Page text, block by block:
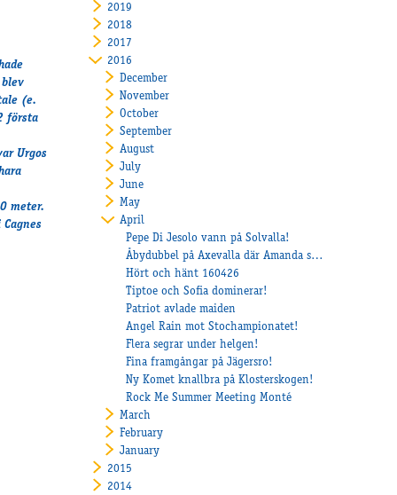
(e.
första
Urgos
meter.
2019
2018
2017
2016
December
November
October
September
August
July
June
May
April
Pepe Di Jesolo vann på Solvalla!
Åbydubbel på Axevalla där Amanda skrällde!
Hört och hänt 160426
Tiptoe och Sofia dominerar!
Patriot avlade maiden
Angel Rain mot Stochampionatet!
Flera segrar under helgen!
Fina framgångar på Jägersro!
Ny Komet knallbra på Klosterskogen!
Rock Me Summer Meeting Monté
March
February
January
2015
2014